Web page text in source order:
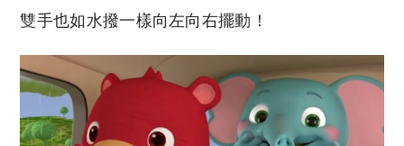
雙手也如水撥一樣向左向右擺動！